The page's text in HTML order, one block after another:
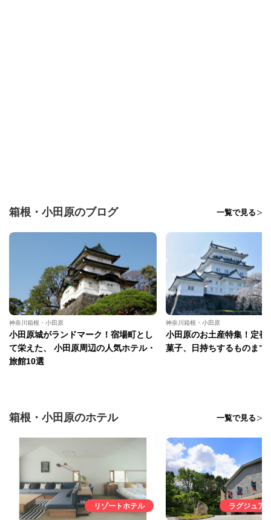
箱根・小田原のブログ 一覧で見る
神奈川箱根・小田原
小田原城がランドマーク！宿場町とし
て栄えた、 小田原周辺の人気ホテル・
旅館10選
神奈川箱根・小田原
小田原のお土産特集！定番
菓子、日持ちするものまで
箱根・小田原のホテル 一覧で見る
リゾートホテル ラグジュア